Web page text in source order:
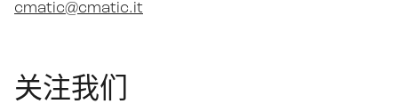
cmatic@cmatic.it
关注我们